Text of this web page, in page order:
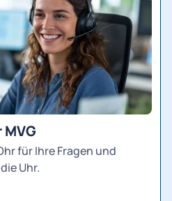
für Ihre Fragen und
Uhr.